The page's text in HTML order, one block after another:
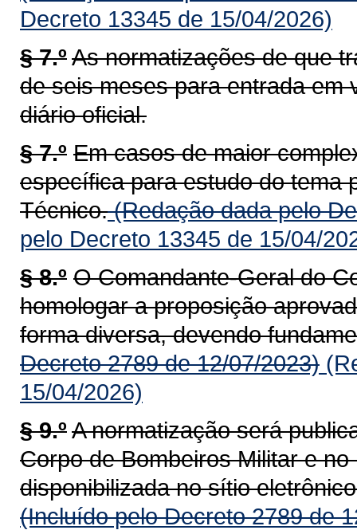
Decreto 13345 de 15/04/2026)
§ 7.ºAs normatizações de que
de seis meses para entrada em
diário oficial.
§ 7.º Em casos de maior
específica para estudo do tema
Técnico.(Redação dada pelo
pelo Decreto 13345 de 15/04/
§ 8.º O Comandante-Geral do
homologar a proposição
forma diversa, devendo
Decreto 2789 de 12/07/2023)
15/04/2026)
§ 9.ºA normatização será
Corpo de Bombeiros Militar e
disponibilizada no sítio
(Incluído pelo Decreto 2789 de